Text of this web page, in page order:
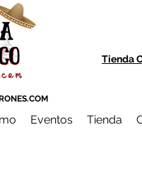
Tienda
Eventos Tienda